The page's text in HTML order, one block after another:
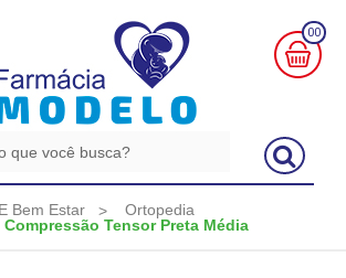
00
0,00
Bem Estar
Ortopedia
Tensor Preta Média